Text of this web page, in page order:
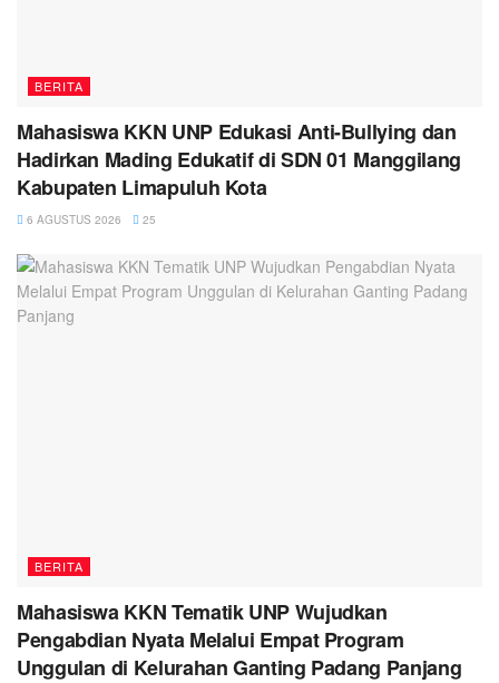
BERITA
Mahasiswa KKN UNP Edukasi Anti-Bullying dan
Hadirkan Mading Edukatif di SDN 01 Manggilang
Kabupaten Limapuluh Kota
6 AGUSTUS 2026 25
BERITA
Mahasiswa KKN Tematik UNP Wujudkan
Pengabdian Nyata Melalui Empat Program
Unggulan di Kelurahan Ganting Padang Panjang